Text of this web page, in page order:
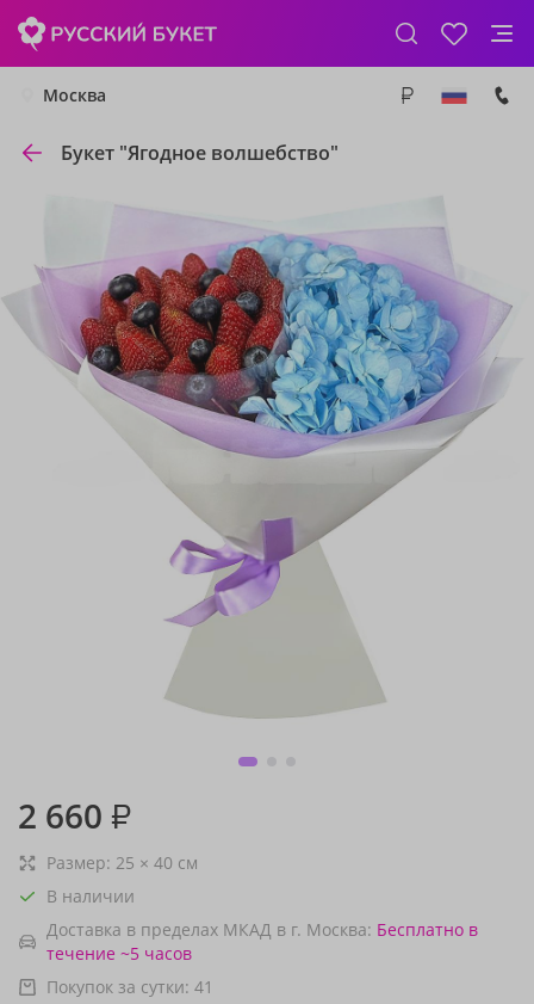
Москва
Букет "Ягодное волшебство"
2 660 ₽
Размер: 25 × 40 см
В наличии
Доставка в пределах МКАД в г. Москва: Бесплатно в
течение ~5 часов
Покупок за сутки: 41